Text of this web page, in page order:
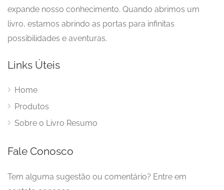
expande nosso conhecimento. Quando abrimos um
livro, estamos abrindo as portas para infinitas
possibilidades e aventuras.
Links Úteis
Home
Produtos
Sobre o Livro Resumo
Fale Conosco
Tem alguma sugestão ou comentário? Entre em